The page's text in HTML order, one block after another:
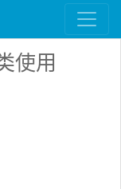
使用